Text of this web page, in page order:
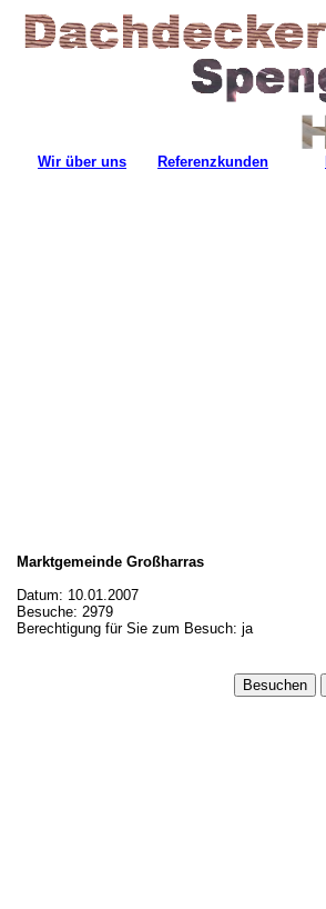
Marktgemeinde Großharras
Datum: 10.01.2007
Besuche: 2979
Berechtigung für Sie zum Besuch: ja
Wir über uns Referenzkunden